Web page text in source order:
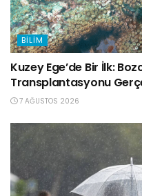
BILIM
Kuzey Ege’de Bir İlk:
Transplantasyonu
7 AĞUSTOS 2026